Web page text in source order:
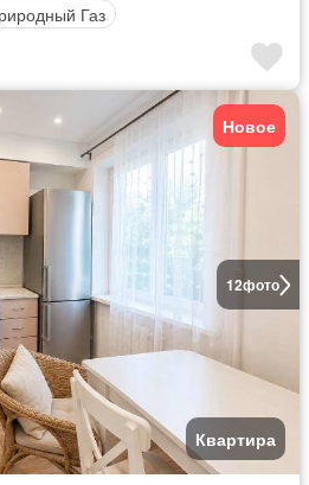
Газ
12фото
Новое
Квартира